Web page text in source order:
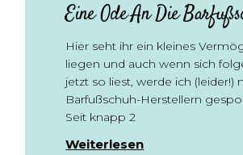
Eine Ode An Die
Hier seht ihr ein kleines
liegen und auch wenn sich
jetzt so liest, werde ich (leider!)
Barfußschuh-Herstellern
Seit knapp 2
Weiterlesen